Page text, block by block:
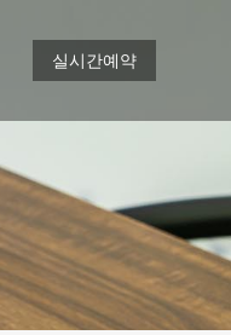
실시간예약